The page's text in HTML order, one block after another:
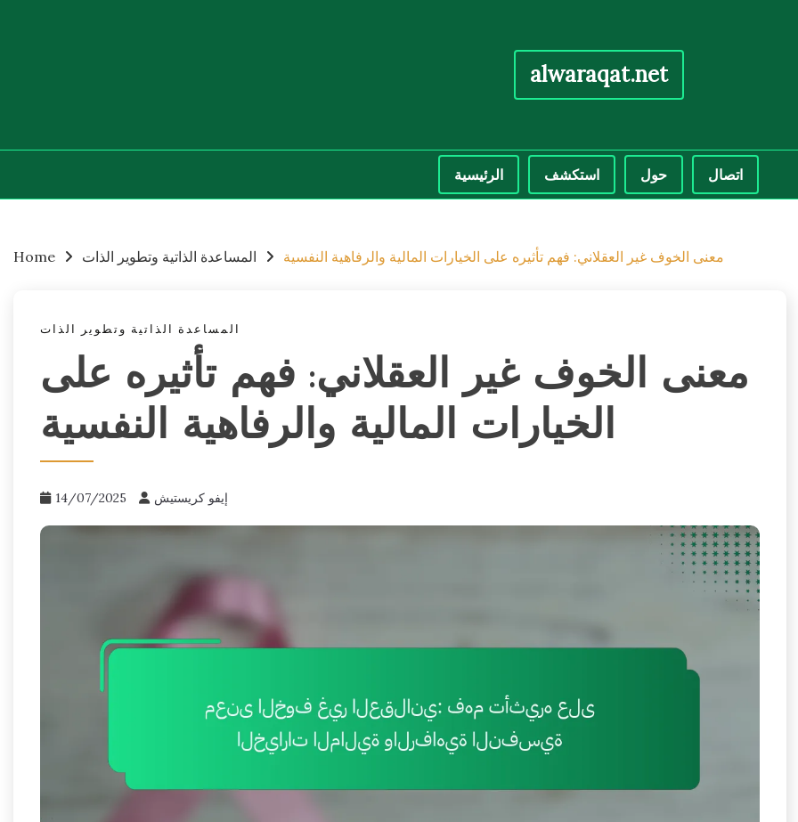
alwaraqat.net
الرئيسية استكشف حول
اتصال
content
Home المساعدة الذاتية وتطوير الذات معنى الخوف غير العقلاني: فهم تأثيره على الخيارات المالية والرفاهية النفسية
المساعدة الذاتية وتطوير الذات
معنى الخوف غير العقلاني: فهم تأثيره على
الخيارات المالية والرفاهية النفسية
14/07/2025 إيفو كريستيش